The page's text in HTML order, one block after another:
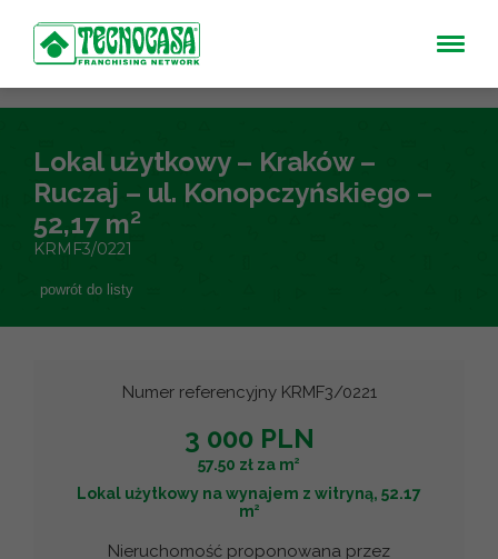
Lokal użytkowy – Kraków –
Ruczaj – ul. Konopczyńskiego –
52,17 m²
KRMF3/0221
powrót do listy
Numer referencyjny KRMF3/0221
3 000 PLN
57.50 zł za m2
Lokal użytkowy na wynajem z witryną, 52.17
m2
Nieruchomość proponowana przez